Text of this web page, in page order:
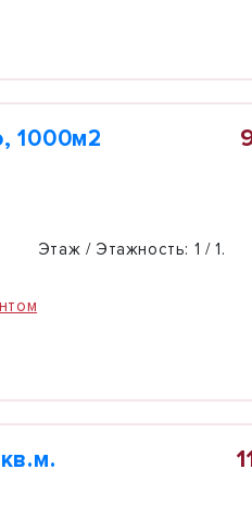
1000м2
Этаж / Этажность: 1 / 1.